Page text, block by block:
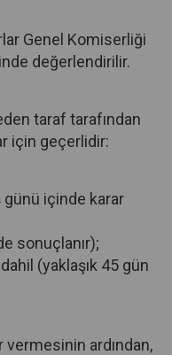
Genel Komiserliği
değerlendirilir.
taraf tarafından
için geçerlidir:
günü içinde karar
sonuçlanır);
(yaklaşık 45 gün
vermesinin ardından,